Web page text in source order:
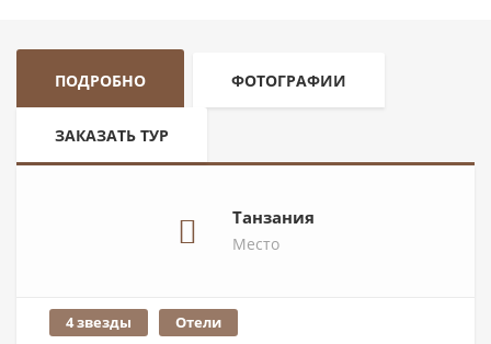
ПОДРОБНО ФОТОГРАФИИ
ЗАКАЗАТЬ ТУР
Танзания
Место
4 звезды Отели